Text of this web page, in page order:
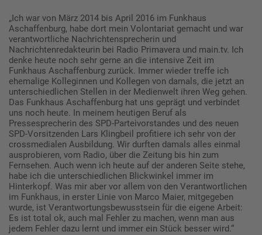
„Ich war von März 2014 bis April 2016 im Funkhaus
Aschaffenburg, habe dort mein Volontariat gemacht und war
verantwortliche Nachrichtensprecherin und
Nachrichtenredakteurin bei Radio Primavera und main.tv. Ich
denke heute noch sehr gerne an die intensive Zeit im
Funkhaus Aschaffenburg zurück. Immer wieder treffe ich
ehemalige Kolleginnen und Kollegen von damals, die jetzt an
unterschiedlichen Stellen in der Medienwelt ihren Weg gehen.
Das Funkhaus Aschaffenburg hat uns geprägt und verbindet
uns noch heute. In meinem heutigen Beruf als
Pressesprecherin des SPD-Parteivorstandes und des neuen
SPD-Vorsitzenden Lars Klingbeil profitiere ich sehr von der
crossmedialen Ausbildung. Wir durften damals alles einmal
ausprobieren, vom Radio, über die Zeitung bis hin zum
Fernsehen. Auch wenn ich heute auf der anderen Seite stehe,
habe ich die unterschiedlichen Blickwinkel immer im
Hinterkopf. Was mir aber vor allem von den Verantwortlichen
im Funkhaus, in erster Linie von Marco Maier, mitgegeben
wurde, ist Verantwortungsbewusstsein für die eigene Arbeit:
Es ist total ok, auch mal Fehler zu machen, wenn man aus
jedem Fehler dazu lernt und immer ein Stück besser wird.“